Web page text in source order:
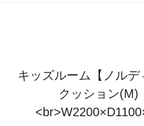
キッズルーム【ノルデ
クッション(M)